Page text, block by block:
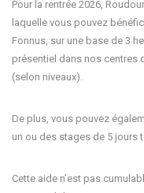
Pour la rentrée 2026,
laquelle vous pouvez
Fonnus, sur une base de 3
présentiel dans nos centres
(selon niveaux).
De plus, vous pouvez
un ou des stages de 5 jours
Cette aide n’est pas